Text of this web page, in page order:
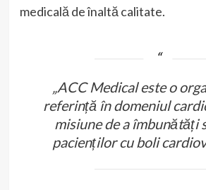
medicală de înaltă calitate.
„ACC Medical este o
referință în domeniul
misiune de a îmbunătăți
pacienților cu boli